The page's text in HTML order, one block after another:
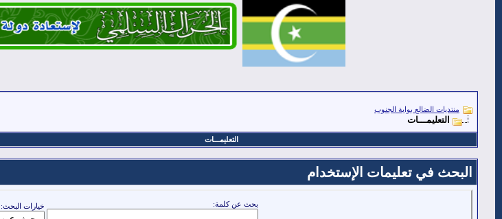
منتديات الضالع بوابة الجنوب
التعليمـــات
التعليمـــات
البحث في تعليمات الإستخدام
بحث عن كلمة: خيارات البحث: